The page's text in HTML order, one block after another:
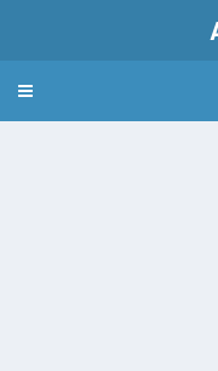
Bulmaca